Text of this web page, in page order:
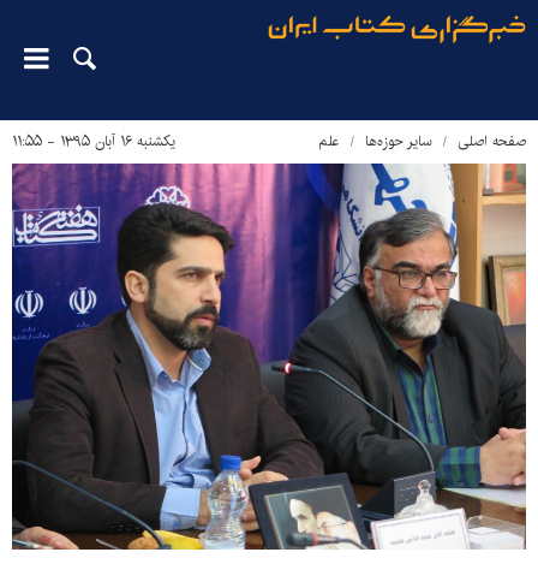
صفحه اصلی سایر حوزه‌ها علم یکشنبه ۱۶ آبان ۱۳۹۵ - ۱۱:۵۵